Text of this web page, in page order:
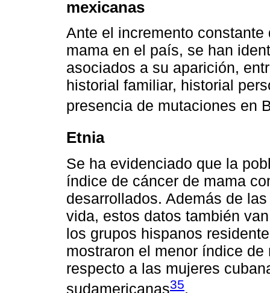
mexicanas
Ante el incremento
mama en el país, se han
asociados a su aparición,
historial familiar, historial
presencia de mutaciones en
Etnia
Se ha evidenciado que la
índice de cáncer de mama
desarrollados. Además de
vida, estos datos también
los grupos hispanos
mostraron el menor índice
respecto a las mujeres
sudamericanas35.